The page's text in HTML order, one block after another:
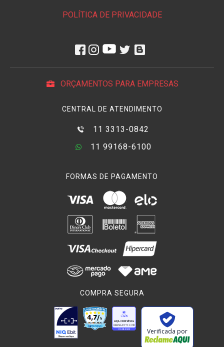
POLÍTICA DE PRIVACIDADE
ORÇAMENTOS PARA EMPRESAS
CENTRAL DE ATENDIMENTO
11 3313-0842
11 99168-6100
FORMAS DE PAGAMENTO
COMPRA SEGURA
Verificada por